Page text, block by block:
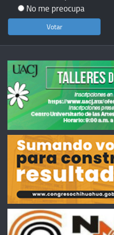
No me preocupa